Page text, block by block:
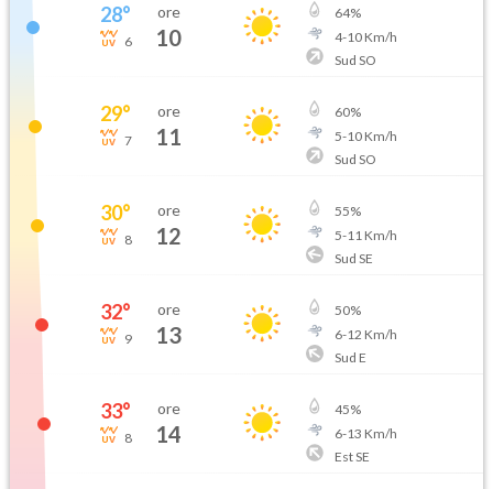
28°
6
ore
10
64%
4-10Km/h
Sud SO
29°
7
ore
11
60%
5-10Km/h
Sud SO
30°
8
ore
12
55%
5-11 Km/h
Sud SE
32°
9
ore
13
50%
6-12 Km/h
Sud E
33°
8
ore
14
45%
6-13 Km/h
Est SE